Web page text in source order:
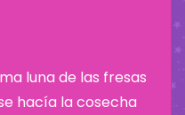
luna de las fresas
hacía la cosecha